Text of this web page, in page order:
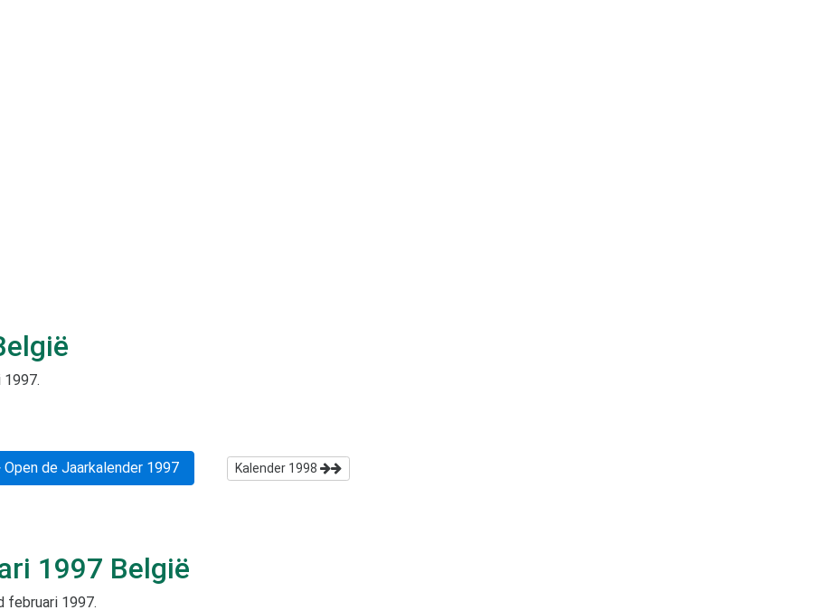
1997.
Open de Jaarkalender 1997 Kalender 1998
1997 België
februari 1997.